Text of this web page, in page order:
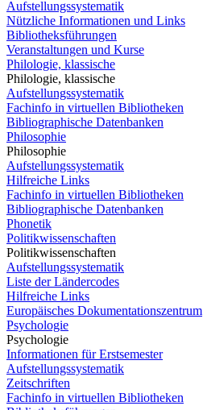
Aufstellungssystematik
Nützliche Informationen und Links
Bibliotheksführungen
Veranstaltungen und Kurse
Philologie, klassische
Philologie, klassische
Aufstellungssystematik
Fachinfo in virtuellen Bibliotheken
Bibliographische Datenbanken
Philosophie
Philosophie
Aufstellungssystematik
Hilfreiche Links
Fachinfo in virtuellen Bibliotheken
Bibliographische Datenbanken
Phonetik
Politikwissenschaften
Politikwissenschaften
Aufstellungssystematik
Liste der Ländercodes
Hilfreiche Links
Europäisches Dokumentationszentrum
Psychologie
Psychologie
Informationen für Erstsemester
Aufstellungssystematik
Zeitschriften
Fachinfo in virtuellen Bibliotheken